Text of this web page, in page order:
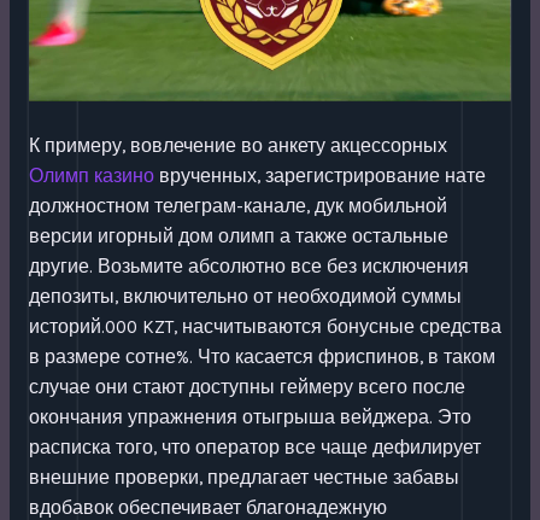
К примеру, вовлечение во анкету акцессорных
Олимп казиноврученных, зарегистрирование нате
должностном телеграм-канале, дук мобильной
версии игорный дом олимп а также остальные
другие. Возьмите абсолютно все без исключения
депозиты, включительно от необходимой суммы
историй.000 KZT, насчитываются бонусные средства
в размере сотне%. Что касается фриспинов, в таком
случае они стают доступны геймеру всего после
окончания упражнения отыгрыша вейджера. Это
расписка того, что оператор все чаще дефилирует
внешние проверки, предлагает честные забавы
вдобавок обеспечивает благонадежную